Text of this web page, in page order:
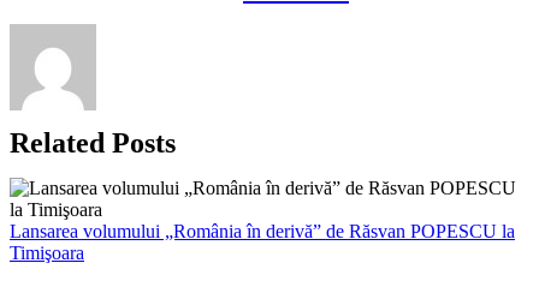
Link
Related Posts
Lansarea volumului „România în derivă” de Răsvan POPESCU la
Timişoara